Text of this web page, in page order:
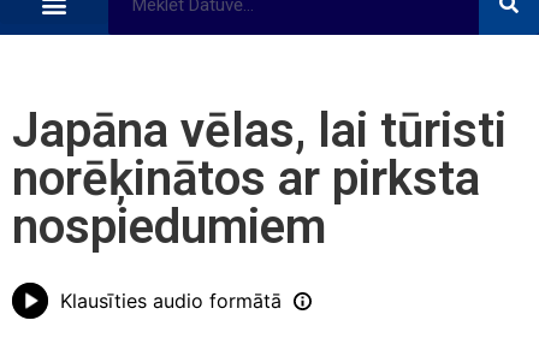
Japāna vēlas, lai tūristi
norēķinātos ar pirksta
nospiedumiem
Klausīties audio formātā